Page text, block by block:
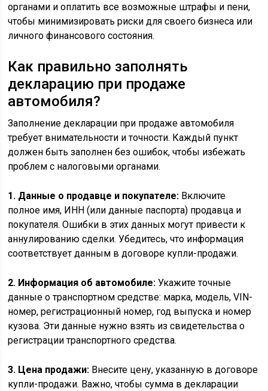
органами и оплатить все возможные штрафы и пени,
чтобы минимизировать риски для своего бизнеса или
личного финансового состояния.
Как правильно заполнять
декларацию при продаже
автомобиля?
Заполнение декларации при продаже автомобиля
требует внимательности и точности. Каждый пункт
должен быть заполнен без ошибок, чтобы избежать
проблем с налоговыми органами.
1. Данные о продавце и покупателе: Включите
полное имя, ИНН (или данные паспорта) продавца и
покупателя. Ошибки в этих данных могут привести к
аннулированию сделки. Убедитесь, что информация
соответствует данным в договоре купли-продажи.
2. Информация об автомобиле: Укажите точные
данные о транспортном средстве: марка, модель, VIN-
номер, регистрационный номер, год выпуска и номер
кузова. Эти данные нужно взять из свидетельства о
регистрации транспортного средства.
3. Цена продажи: Внесите цену, указанную в договоре
купли-продажи. Важно, чтобы сумма в декларации